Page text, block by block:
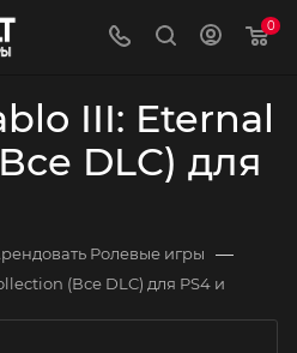
0
III: Eternal
DLC) для
Ролевые игры —
(Все DLC) для PS4 и